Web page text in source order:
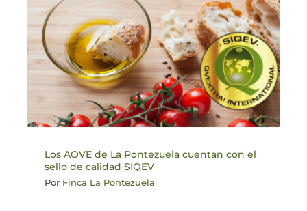
Los AOVE de La Pontezuela cuentan con el
sello de calidad SIQEV
Por Finca La Pontezuela